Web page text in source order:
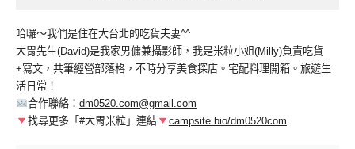
哈囉～我們是住在大台北的吃貨夫妻^^
大胃先生(David)是我家男傭兼攝影師，我是米粒小姐(Milly)負責吃貨
+寫文，共筆經營部落格，不時分享美食探店。宅配料理開箱。旅遊生
活日常！
合作聯絡： dm0520.com@gmail.com
找尋更多「#大胃米粒」連結
campsite.bio/dm0520com